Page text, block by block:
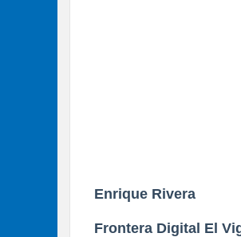
Enrique Rivera
Frontera Digital El